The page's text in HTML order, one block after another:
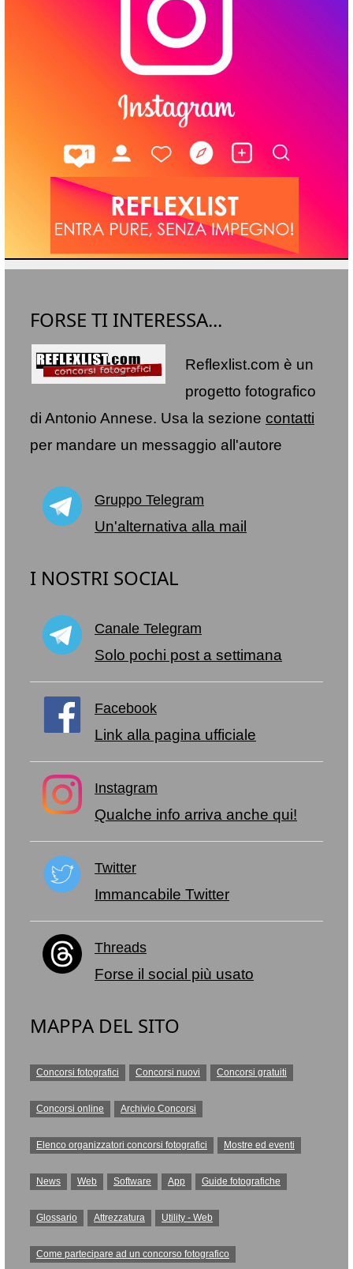
FORSE TI INTERESSA...
Reflexlist.com è un
progetto fotografico
di Antonio Annese. Usa la sezione contatti
per mandare un messaggio all'autore
Gruppo Telegram
Un'alternativa alla mail
I NOSTRI SOCIAL
Canale Telegram
Solo pochi post a settimana
Facebook
Link alla pagina ufficiale
Instagram
Qualche info arriva anche qui!
Twitter
Immancabile Twitter
Threads
Forse il social più usato
MAPPA DEL SITO
Concorsi fotografici Concorsi nuovi Concorsi gratuiti
Concorsi online Archivio Concorsi
Elenco organizzatori concorsi fotografici Mostre ed eventi
News Web Software App Guide fotografiche
Glossario Attrezzatura Utility - Web
Come partecipare ad un concorso fotografico